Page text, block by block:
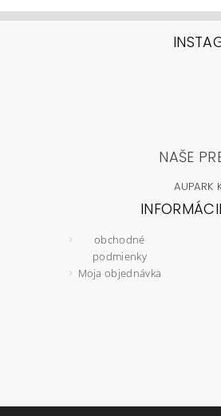
NAŠE
AUPARK
obchodné
podmienky
Moja objednávka